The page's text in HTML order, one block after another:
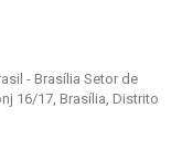
- Brasília Setor de
16/17, Brasília, Distrito